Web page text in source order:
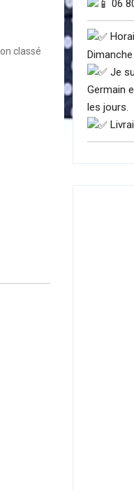
classé
06
Je
Germain
les jours.